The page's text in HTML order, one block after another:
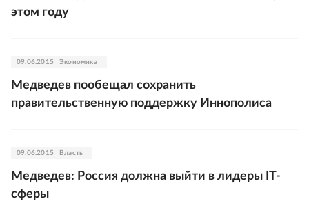
этом году
09.06.2015 Экономика
Медведев пообещал сохранить
правительственную поддержку Иннополиса
09.06.2015 Власть
Медведев: Россия должна выйти в лидеры IT-
сферы